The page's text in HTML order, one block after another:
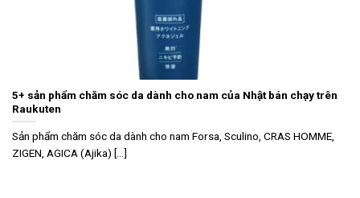
5+ sản phẩm chăm sóc da dành cho nam của Nhật bán chạy trên
Raukuten
Sản phẩm chăm sóc da dành cho nam Forsa, Sculino, CRAS HOMME,
ZIGEN, AGICA (Ajika) [...]